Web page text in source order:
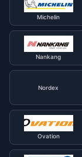
Michelin
Nankang
Nordex
Ovation